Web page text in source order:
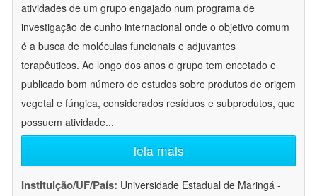
atividades de um grupo engajado num programa de
investigação de cunho internacional onde o objetivo comum
é a busca de moléculas funcionais e adjuvantes
terapêuticos. Ao longo dos anos o grupo tem encetado e
publicado bom número de estudos sobre produtos de origem
vegetal e fúngica, considerados resíduos e subprodutos, que
possuem atividade...
leia mais
Instituição/UF/País: Universidade Estadual de Maringá -